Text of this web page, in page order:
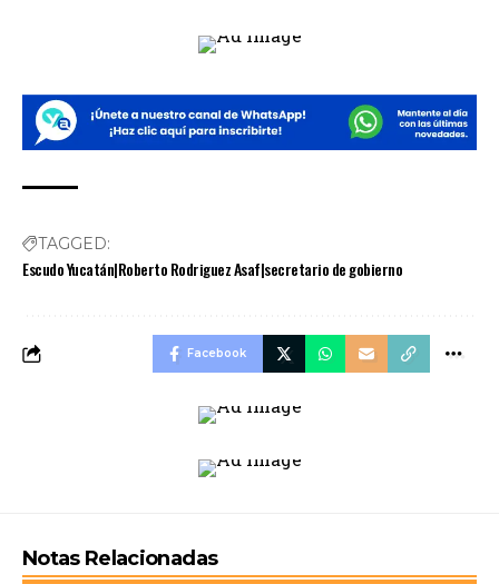
TAGGED:
Escudo Yucatán|Roberto Rodriguez Asaf|secretario de gobierno
Facebook
Notas Relacionadas